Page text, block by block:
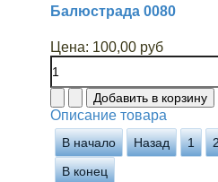
Балюстрада 0080
Цена: 100,00 руб
Описание товара
В начало Назад 1
В конец